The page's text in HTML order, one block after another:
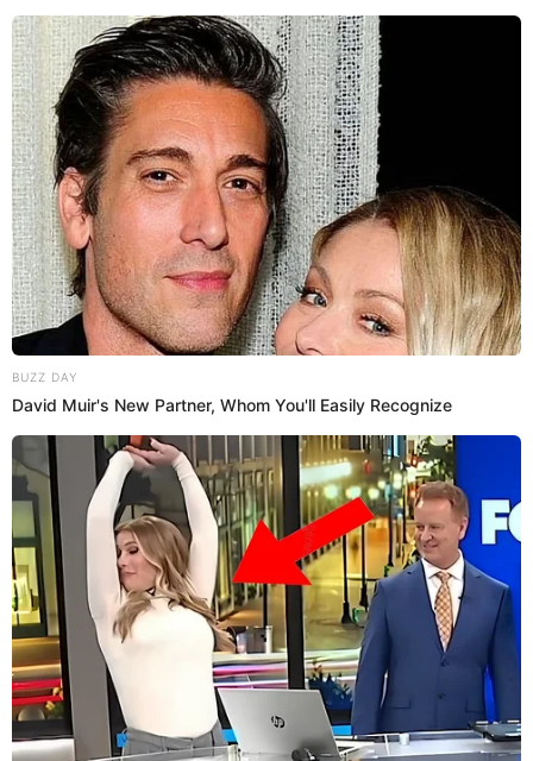
Alejandra Baigorria cumplió con su palabra y presentó el
albergue para animalitos 'Escuadrón 4 patas'
completamente remodelado. Según contó, su empresa
Agarra tu Gringa se encargó de ayudar a reconstruir la
casa que acoge a más de 60 gatitos y perritos. "Después
de mucho esfuerzo, el albergue ya está terminado y hoy
más de 60 perritos y gatitos cuentan con un espacio
renovado y más seguro", contó.
5 de julio de 2026 Compartir:
@ antuanecalderon
elpopular.pe
elpopular.pe
05 Jul 2026 | 17:44 h
Actualizado05 Jul 2026 | 17:44 h